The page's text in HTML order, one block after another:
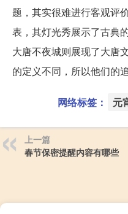
题，其实很难进行客观评
表，其灯光秀展示了古典
大唐不夜城则展现了大唐
的定义不同，所以他们的
网络标签： 元
上一篇
春节保密提醒内容有哪些